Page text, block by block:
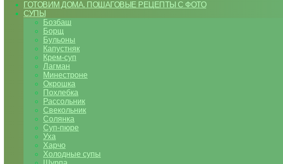
ГОТОВИМ ДОМА. ПОШАГОВЫЕ РЕЦЕПТЫ С ФОТО
СУПЫ
Бозбаш
Борщ
Бульоны
Капустняк
Крем-суп
Лагман
Минестроне
Окрошка
Похлебка
Рассольник
Свекольник
Солянка
Суп-пюре
Уха
Харчо
Холодные супы